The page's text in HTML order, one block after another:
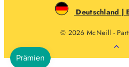
Deutschland |
© 2026 McNeill -